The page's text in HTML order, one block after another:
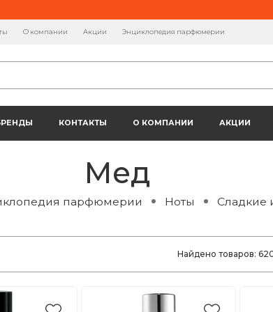
О компании Акции Энциклопедия парфюмерии
КОНТАКТЫ О КОМПАНИИ АКЦИИ
Мед
парфюмерии Ноты Сладкие
Найдено товаров: